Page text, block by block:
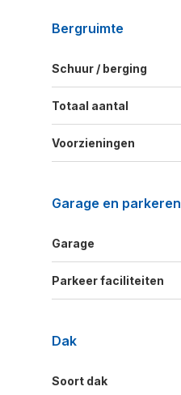
Bergruimte
Schuur / berging
Totaal aantal
Voorzieningen
Garage en parkeren
Garage
Parkeer faciliteiten
Dak
Soort dak